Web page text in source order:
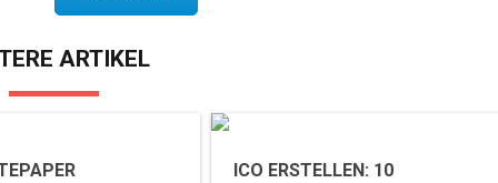
ARTIKEL
ICO ERSTELLEN: 10